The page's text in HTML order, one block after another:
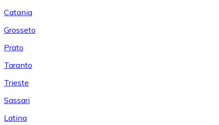
Catania
Grosseto
Prato
Taranto
Trieste
Sassari
Latina